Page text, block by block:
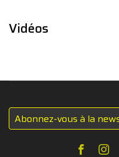
Vidéos
Abonnez-vous à la